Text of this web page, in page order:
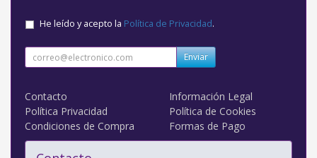
He leído y acepto la Política de Privacidad.
Enviar
Contacto
Información Legal
Política Privacidad
Política de Cookies
Condiciones de Compra
Formas de Pago